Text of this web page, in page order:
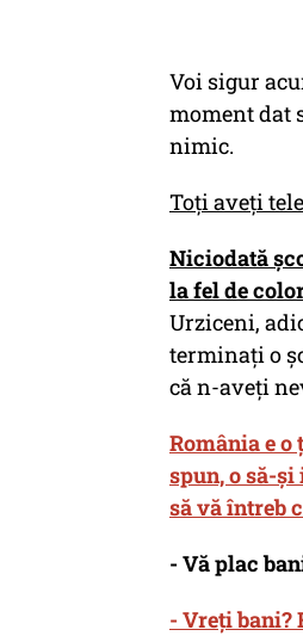
Voi sigur
moment dat
nimic.
Toți aveți
Niciodată
la fel de
Urziceni,
terminați o
că n-aveți
România e
spun, o să-
să vă întreb
- Vă plac
- Vreți bani?